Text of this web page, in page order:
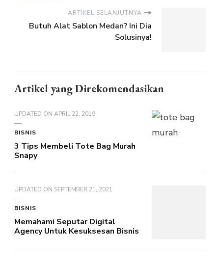
ARTIKEL SELANJUTNYA
Butuh Alat Sablon Medan? Ini Dia
Solusinya!
Artikel yang Direkomendasikan
UPDATED ON APRIL 22, 2019
BISNIS
3 Tips Membeli Tote Bag Murah
Snapy
UPDATED ON SEPTEMBER 21, 2021
BISNIS
Memahami Seputar Digital
Agency Untuk Kesuksesan Bisnis